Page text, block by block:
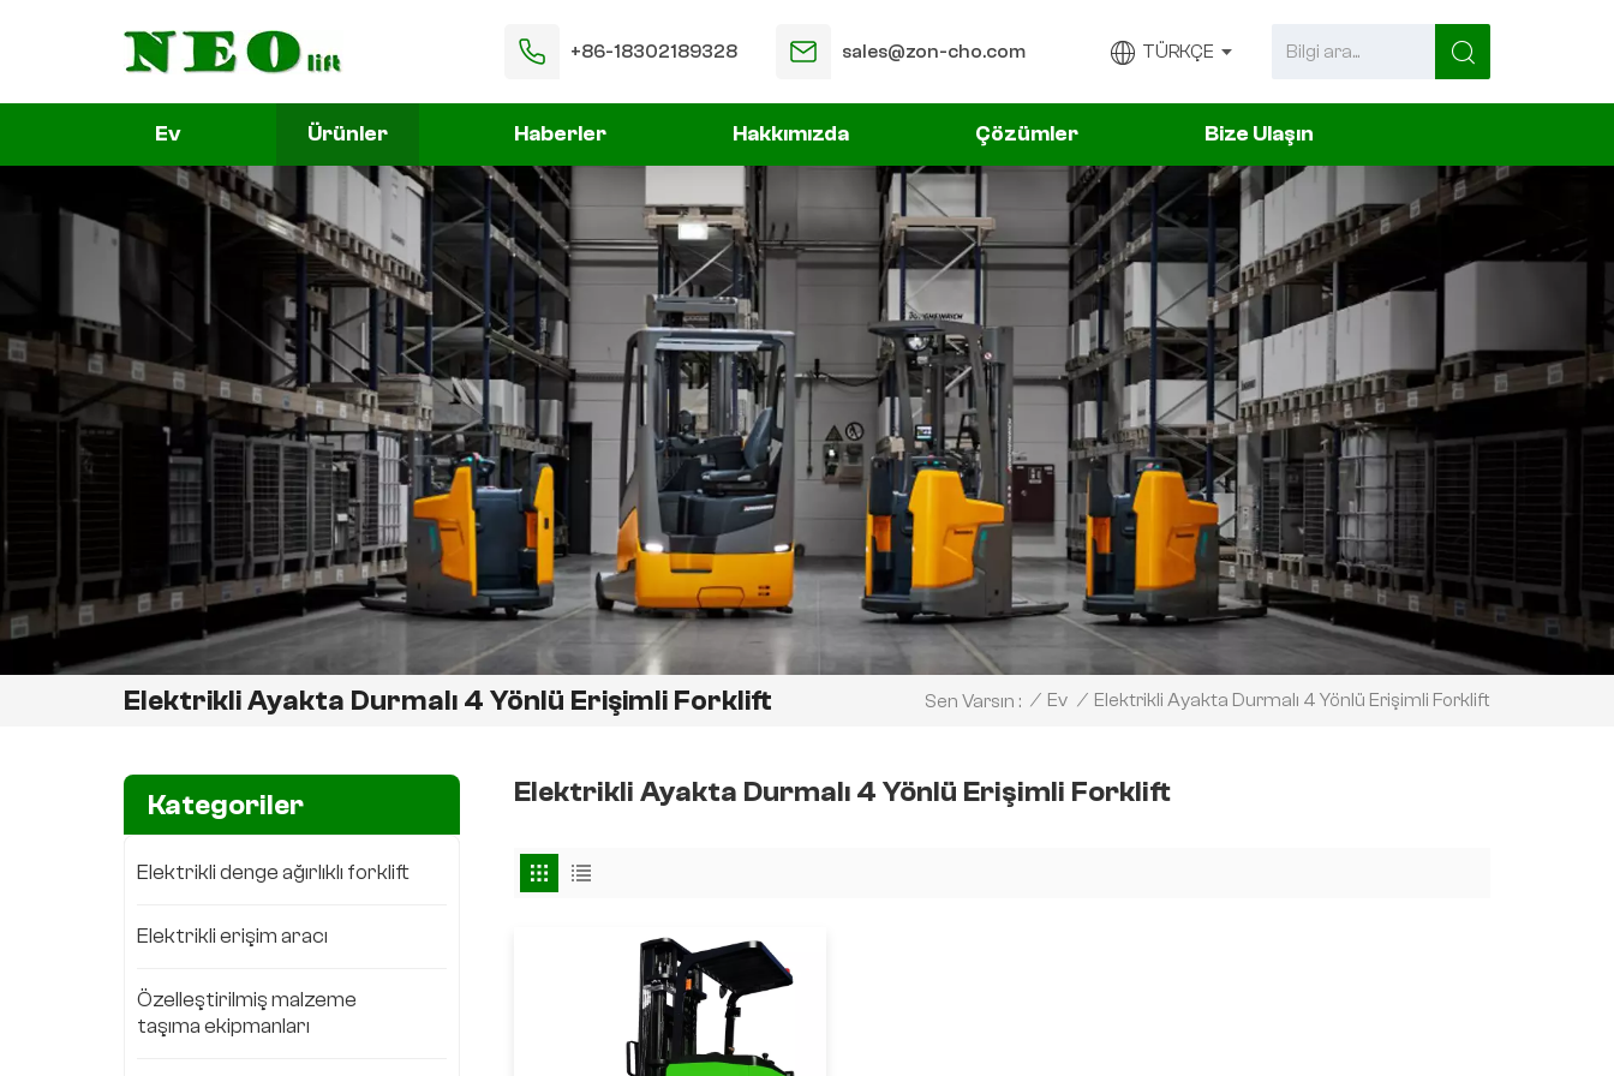
+86-18302189328 sales@zon-cho.com TÜRKÇE
Ev Ürünler Haberler Hakkımızda Çözümler Bize Ulaşın
Elektrikli Ayakta Durmalı 4 Yönlü Erişimli Forklift Sen Varsın : / Ev / Elektrikli Ayakta Durmalı 4 Yönlü Erişimli Forklift
Elektrikli Ayakta Durmalı 4 Yönlü Erişimli Forklift
Kategoriler
Elektrikli denge ağırlıklı forklift
Elektrikli erişim aracı
Özelleştirilmiş malzeme
taşıma ekipmanları